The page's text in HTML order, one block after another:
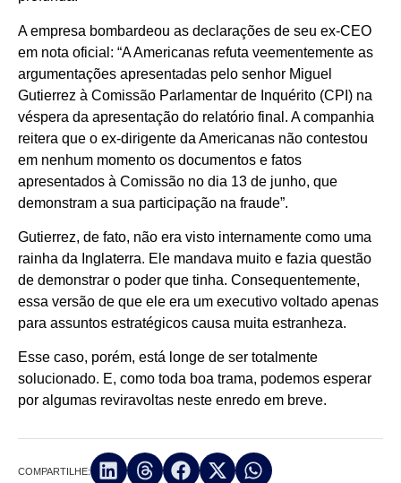
A empresa bombardeou as declarações de seu ex-CEO
em nota oficial: “A Americanas refuta veementemente as
argumentações apresentadas pelo senhor Miguel
Gutierrez à Comissão Parlamentar de Inquérito (CPI) na
véspera da apresentação do relatório final. A companhia
reitera que o ex-dirigente da Americanas não contestou
em nenhum momento os documentos e fatos
apresentados à Comissão no dia 13 de junho, que
demonstram a sua participação na fraude”.
Gutierrez, de fato, não era visto internamente como uma
rainha da Inglaterra. Ele mandava muito e fazia questão
de demonstrar o poder que tinha. Consequentemente,
essa versão de que ele era um executivo voltado apenas
para assuntos estratégicos causa muita estranheza.
Esse caso, porém, está longe de ser totalmente
solucionado. E, como toda boa trama, podemos esperar
por algumas reviravoltas neste enredo em breve.
COMPARTILHE: